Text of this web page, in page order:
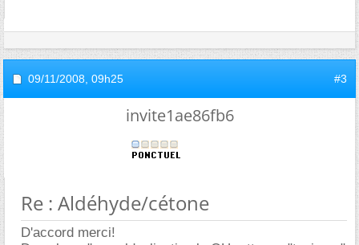
09/11/2008, 09h25 #3
invite1ae86fb6
Re : Aldéhyde/cétone
D'accord merci!